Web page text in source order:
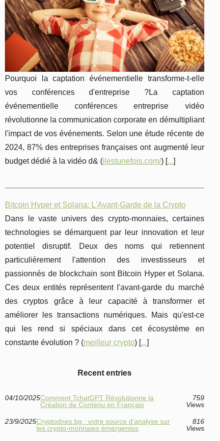
Pourquoi la captation événementielle transforme-t-elle
vos conférences d'entreprise ?La captation
événementielle conférences entreprise vidéo
révolutionne la communication corporate en démultipliant
l'impact de vos événements. Selon une étude récente de
2024, 87% des entreprises françaises ont augmenté leur
budget dédié à la vidéo d& (ilestunefois.com/) [...]
Bitcoin Hyper et Solana: L'Avant-Garde de la Crypto
Dans le vaste univers des crypto-monnaies, certaines
technologies se démarquent par leur innovation et leur
potentiel disruptif. Deux des noms qui retiennent
particulièrement l'attention des investisseurs et
passionnés de blockchain sont Bitcoin Hyper et Solana.
Ces deux entités représentent l'avant-garde du marché
des cryptos grâce à leur capacité à transformer et
améliorer les transactions numériques. Mais qu'est-ce
qui les rend si spéciaux dans cet écosystème en
constante évolution ? (meilleur crypto) [...]
Recent entries
04/10/2025Comment TchatGPT Révolutionne la
Création de Contenu en Français
759
Views
23/9/2025Cryptodnes.bg : votre source d'analyse sur
les crypto-monnaies émergentes
816
Views